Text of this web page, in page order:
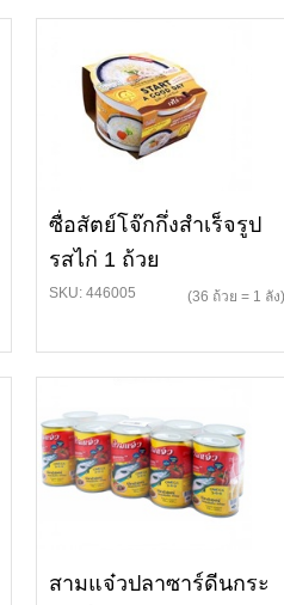
ซื่อสัตย์โจ๊กกึ่งสำเร็จรูป
รสไก่ 1 ถ้วย
SKU: 446005 (36 ถ้วย = 1 ลัง)
สามแจ๋วปลาซาร์ดีนกระ